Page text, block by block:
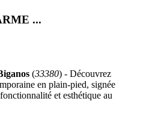
...
(33380) - Découvrez
en plain-pied, signée
et esthétique au